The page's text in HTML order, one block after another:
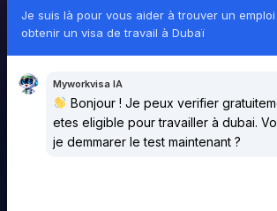
Je suis là pour vous aider à trouver un
obtenir un visa de travail à Dubaï
Myworkvisa IA
Bonjour ! Je peux verifier
etes eligible pour travailler à dubai.
je demmarer le test maintenant ?